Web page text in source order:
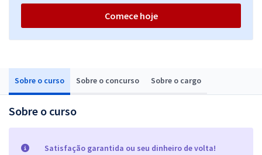
Sobre o curso Sobre o concurso Sobre o cargo
Sobre o curso
Satisfação garantida ou seu dinheiro de volta!
Comece hoje